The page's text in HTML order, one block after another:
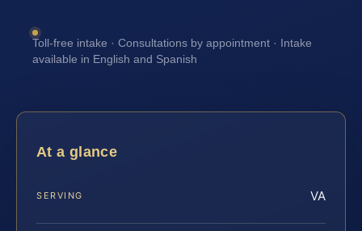
Toll-free intake · Consultations by appointment · Intake
available in English and Spanish
At a glance
SERVING VA